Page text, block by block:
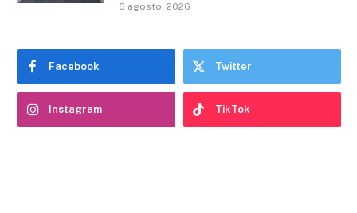
6 agosto, 2026
Facebook Twitter
Instagram TikTok